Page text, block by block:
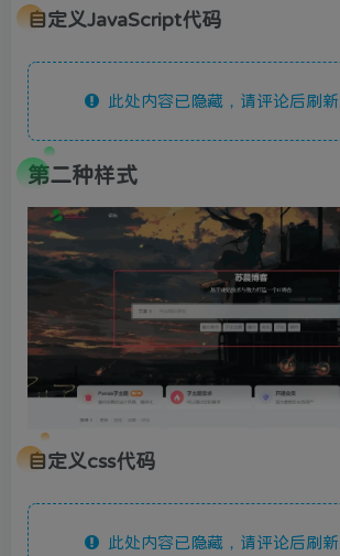
信息
自定义JavaScript代码
此处内容已隐藏，请评论后刷新
第二种样式
自定义css代码
此处内容已隐藏，请评论后刷新